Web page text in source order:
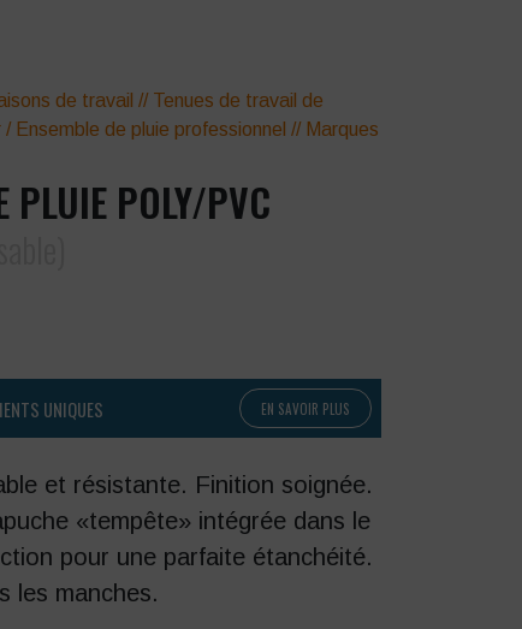
de travail // Tenues de travail de
/ Ensemble de pluie professionnel // Marques
PLUIE POLY/PVC
UNIQUES EN SAVOIR PLUS
et résistante. Finition soignée.
«tempête» intégrée dans le
pour une parfaite étanchéité.
les manches.